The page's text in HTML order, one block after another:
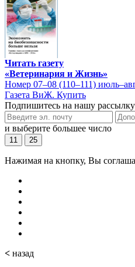
Читать газету
«Ветеринария и Жизнь»
Номер 07–08 (110–111)
Газета ВиЖ. Купить
Подпишитесь на нашу рассылку
и выберите большее число
11 25
Нажимая на кнопку, Вы
< назад